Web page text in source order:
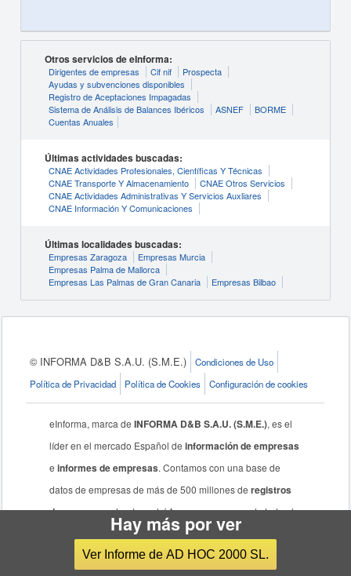
Otros servicios de eInforma:
Dirigentes de empresas Cif nif
Prospecta
Ayudas y subvenciones disponibles
Registro de Aceptaciones Impagadas
Sistema de Análisis de Balances Ibéricos
ASNEF
BORME
Cuentas Anuales
Últimas actividades buscadas:
CNAE Actividades Profesionales, Científicas Y Técnicas
CNAE Transporte Y Almacenamiento
CNAE Otros Servicios
CNAE Actividades Administrativas Y Servicios Auxliares
CNAE Información Y Comunicaciones
Últimas localidades buscadas:
Empresas Zaragoza
Empresas Murcia
Empresas Palma de Mallorca
Empresas Las Palmas de Gran Canaria
Empresas Bilbao
© INFORMA D&B S.A.U. (S.M.E.)
Condiciones de Uso
Política de Privacidad
Política de Cookies Configuración de cookies
eInforma, marca deINFORMA D&B S.A.U. (S.M.E.), es el
líder en el mercado Español deinformación de empresas
einformes de empresas. Contamos con una base de
datos de empresas de más de 500 millones deregistros
de empresas, donde podrábuscar empresasde todo el
mundo, más de 7 millones de agentes económicos
nacionales y acceso a Prospecta.
Hay más por ver
Ver Informe de AD HOC 2000 SL.